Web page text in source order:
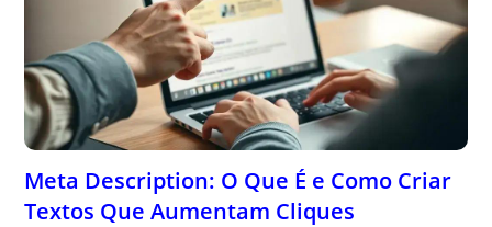
Meta Description: O Que É e Como Criar
Textos Que Aumentam Cliques